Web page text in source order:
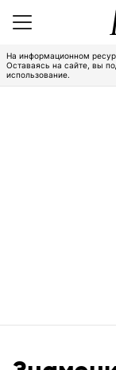
На информационном
Оставаясь на сайте, вы
использование.